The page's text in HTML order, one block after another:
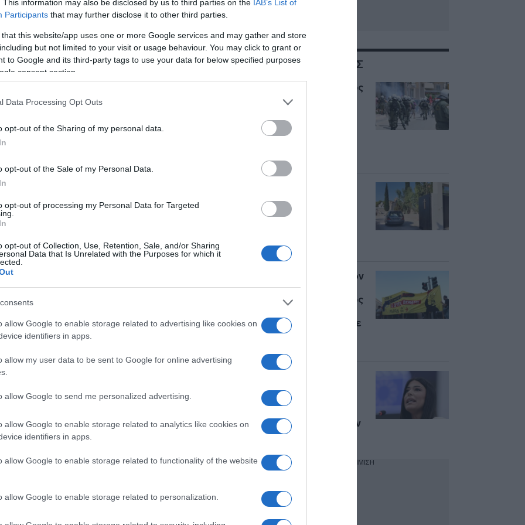
This information may also be disclosed by us to third parties on the IAB’s List of
Participants that may further disclose it to other third parties.
that this website/app uses one or more Google services and may gather and store
but not limited to your visit or usage behaviour. You may click to grant or
to Google and its third-party tags to use your data for below specified purposes
consent section.
Data Processing Opt Outs
opt-out of the Sharing of my personal data.
opt-out of the Sale of my Personal Data.
opt-out of processing my Personal Data for Targeted
opt-out of Collection, Use, Retention, Sale, and/or Sharing
Data that Is Unrelated with the Purposes for which it
allow Google to enable storage related to advertising like cookies on
identifiers in apps.
allow my user data to be sent to Google for online advertising
allow Google to send me personalized advertising.
allow Google to enable storage related to analytics like cookies on
identifiers in apps.
allow Google to enable storage related to functionality of the website
allow Google to enable storage related to personalization.
λειτουργεί το σωματάκι του και
σκοτώθηκε. Οι γιατροί λένε ότι
για την Αστυνομία. Εκείνες οι
περνάνε. Βγάλανε δύο σφαίρες οι
εσωτερική και εξωτερική,
και την άλλη. Από πίσω δεν βλέπω.
κομματάκια μέσα. Και έγινε, ξέρετε τι
νομίζω» ανέφερε αρχικά για
έχει, εμείς μόλις μετακομίσαμε από
Έχει αυτισμό, έχει
αστυνομικό πέρσι. Και από εδώ
μόνος του. Και κρυφά βγήκε
να δροσιστεί. Να δροσιστεί, πήγε για
παρακολουθούν από Ασίνη. Και μετά
το δίπλωμά του στο σπίτι. Γι’ αυτό
ΣΧΕΤΙΚΑ ΜΕ:ΑΡΓΟΣ
Επεισόδια στο Άργος
στην πορεία για τον
20χρονου – Ένταση
ανάμεσα σε
στην κηδεία του
20χρονου Θοδωρή
σορός του (βίντεο)
Συλλαλητήριο για τον
θάνατο του
20χρονου στο Άργος
Αθήνας – Επίθεση σε
αστυνομικό από
Άργος: “Προφανώς
απαράδεκτη η
αστυνομικών, έκαναν
το καθήκον τους”
ΔΙΑΦΗΜΙΣΗ